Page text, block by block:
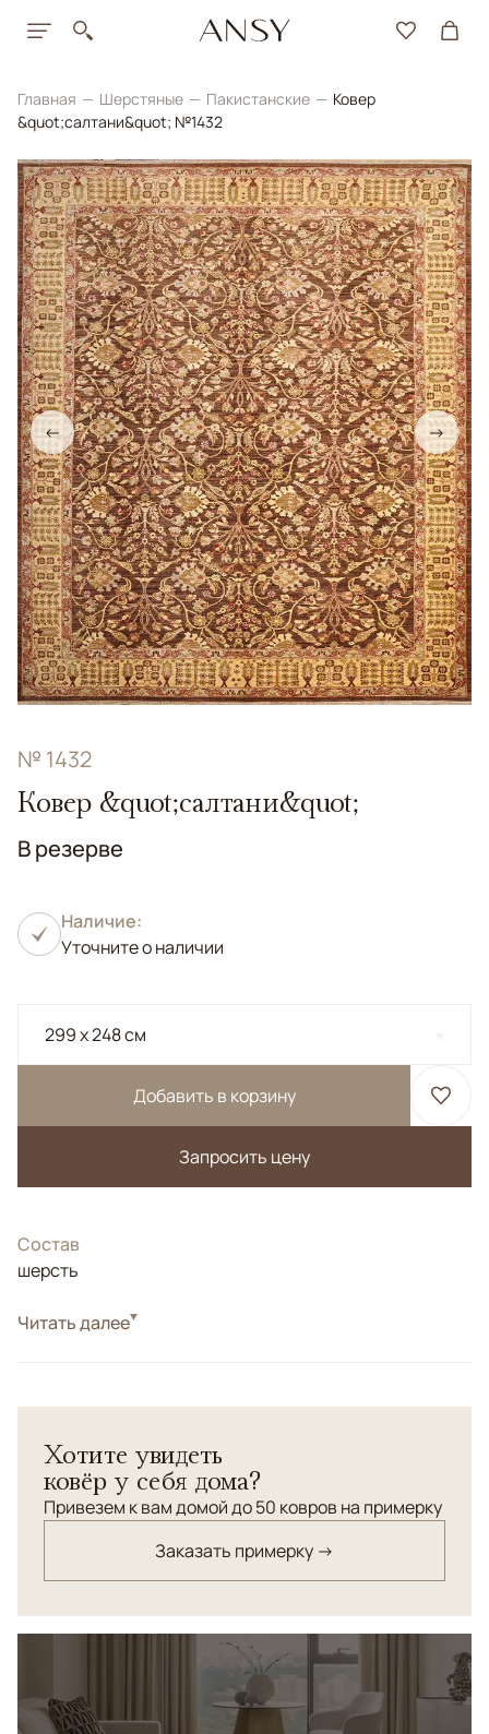
Главная Шерстяные Пакистанские
Ковер
&quot;салтани&quot; №1432
← →
№ 1432
Ковер &quot;салтани&quot;
В резерве
Наличие:
Уточните о наличии
299 x 248 см
Добавить в корзину
Запросить цену
Состав
шерсть
Цвета
Белый/Сливочный, Коричневый/Терракотовый,
галереи в Пешаваре. </br> Высочайшая плотность
узлов для данного типа ковров. </br> Натуральные
красители. </br> Шерсть высшей категории
Читать далее
Хотите увидеть
ковёр у себя дома?
Привезем к вам домой до 50 ковров на примерку
Заказать примерку →